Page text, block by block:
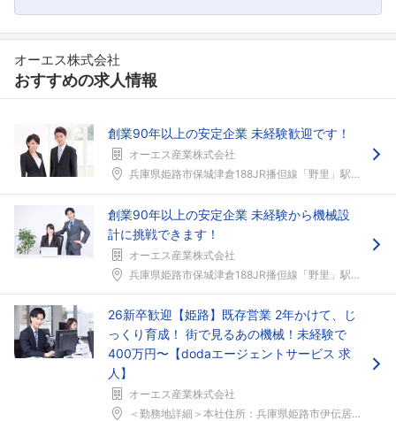
オーエス株式会社
おすすめの求人情報
創業90年以上の安定企業 未経験歓迎です！
オーエス産業株式会社
兵庫県姫路市保城津倉188JR播但線「野里」駅徒歩...
創業90年以上の安定企業 未経験から機械設
計に挑戦できます！
オーエス産業株式会社
兵庫県姫路市保城津倉188JR播但線「野里」駅徒歩...
26新卒歓迎【姫路】既存営業 2年かけて、じ
っくり育成！ 街で見るあの機械！未経験で
400万円〜【dodaエージェントサービス 求
人】
オーエス産業株式会社
＜勤務地詳細＞本社住所：兵庫県姫路市伊伝居448-...